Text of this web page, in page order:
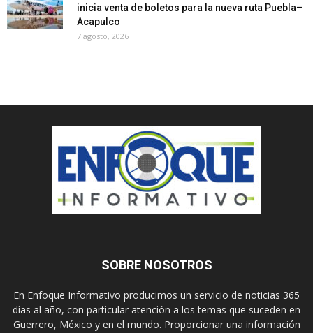
inicia venta de boletos para la nueva ruta Puebla–
Acapulco
7 agosto, 2026
SOBRE NOSOTROS
En Enfoque Informativo producimos un servicio de noticias 365
días al año, con particular atención a los temas que suceden en
Guerrero, México y en el mundo. Proporcionar una información